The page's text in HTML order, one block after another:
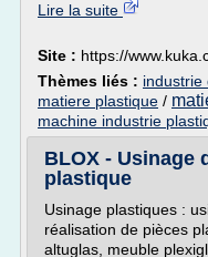
Lire la suite
Site : https://
Thèmes liés : industrie
matiere plastique /
machine industrie
BLOX - Usinage
plastique
Usinage plastiques :
réalisation de pièces
altuglas, meuble